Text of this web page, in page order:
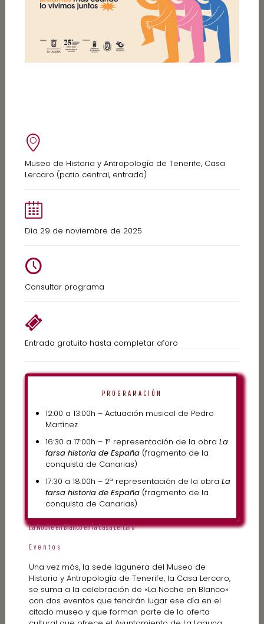
Museo de Historia y Antropología de Tenerife, Casa
Lercaro (patio central, entrada)
Día 29 de noviembre de 2025
Consultar programa
Entrada gratuito hasta completar aforo
PROGRAMACIÓN
12:00 a 13:00h – Actuación musical de Pedro
Martínez
16:30 a 17:00h – 1ª representación de la obra La
farsa historia de España(fragmento de la
conquista de Canarias)
17:30 a 18:00h – 2ª representación de la obra La
farsa historia de España (fragmento de la
conquista de Canarias)
La Noche en Blanco en la Casa Lercaro
Eventos
Una vez más, la sede lagunera del Museo de
Historia y Antropología de Tenerife, la Casa Lercaro,
se suma a la celebración de «La Noche en Blanco»
con dos eventos que tendrán lugar ese día en el
citado museo y que forman parte de la oferta